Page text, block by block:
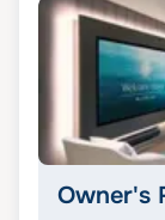
Owner's